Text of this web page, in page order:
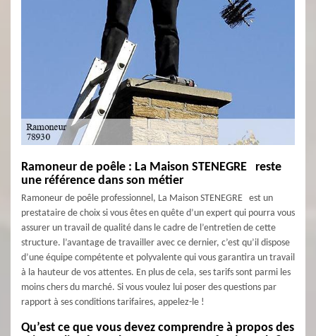
Ramoneur de poêle : La Maison STENEGRE reste
une référence dans son métier
Ramoneur de poêle professionnel, La Maison STENEGRE est un
prestataire de choix si vous êtes en quête d’un expert qui pourra vous
assurer un travail de qualité dans le cadre de l’entretien de cette
structure. l’avantage de travailler avec ce dernier, c’est qu’il dispose
d’une équipe compétente et polyvalente qui vous garantira un travail
à la hauteur de vos attentes. En plus de cela, ses tarifs sont parmi les
moins chers du marché. Si vous voulez lui poser des questions par
rapport à ses conditions tarifaires, appelez-le !
Qu’est ce que vous devez comprendre à propos des